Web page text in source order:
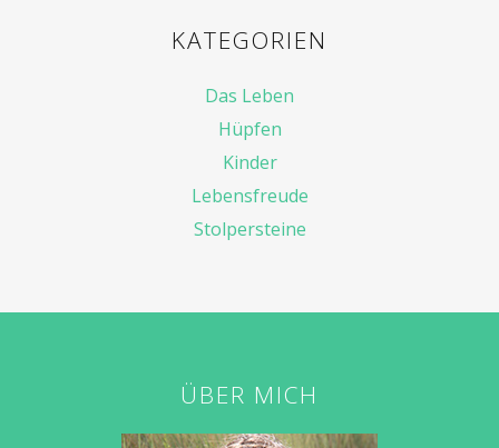
KATEGORIEN
Das Leben
Hüpfen
Kinder
Lebensfreude
Stolpersteine
ÜBER MICH